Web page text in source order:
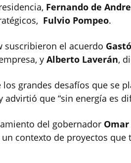
Fernando de
Fulvio Pompeo.
suscribieron el acuerdo
y Alberto Laverán,
grandes desafíos que se
advirtió que “sin energía es
del gobernador
contexto de proyectos que